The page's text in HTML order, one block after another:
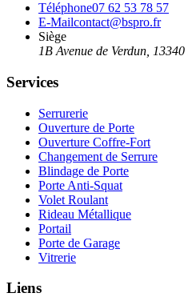
Téléphone07 62 53 78 57
E-Mailcontact@bspro.fr
Siège
1B Avenue de Verdun 13340
Services
Serrurerie
Ouverture de Porte
Ouverture Coffre-Fort
Changement de Serrure
Blindage de Porte
Porte Anti-Squat
Volet Roulant
Rideau Métallique
Portail
Porte de Garage
Vitrerie
Liens